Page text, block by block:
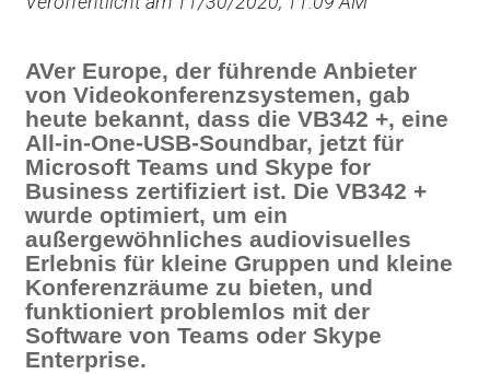
AVer Europe, der führende Anbieter
von Videokonferenzsystemen, gab
heute bekannt, dass die VB342 +, eine
All-in-One-USB-Soundbar, jetzt für
Microsoft Teams und Skype for
Business zertifiziert ist. Die VB342 +
wurde optimiert, um ein
außergewöhnliches audiovisuelles
Erlebnis für kleine Gruppen und kleine
Konferenzräume zu bieten, und
funktioniert problemlos mit der
Software von Teams oder Skype
Enterprise.